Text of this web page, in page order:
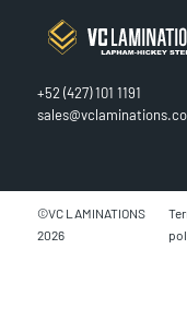
CONTACT
+52 (427) 101 1191
©VC LAMINATIONS
2026